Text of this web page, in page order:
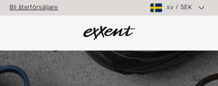
Bli återförsäljare sv / SEK